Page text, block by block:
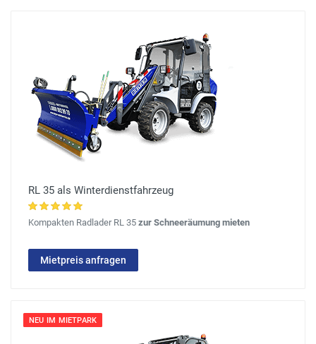
RL 35 als Winterdienstfahrzeug
Kompakten Radlader RL 35 zur Schneeräumung mieten
Mietpreis anfragen
NEU IM MIETPARK